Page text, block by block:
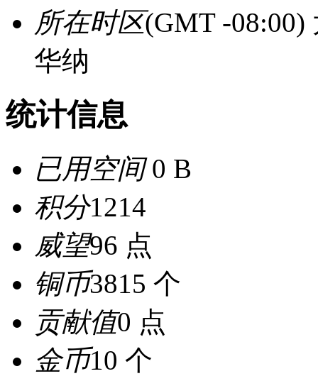
所在时区(GMT -
华纳
统计信息
已用空间0 B
积分1214
威望96 点
铜币3815 个
贡献值0 点
金币10 个